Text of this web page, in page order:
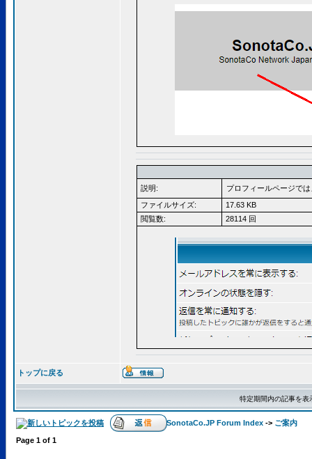
説明:
プロフィールページで
ファイルサイズ:
17.63 KB
閲覧数:
28114 回
トップに戻る
特定期間内の記事を
SonotaCo.JP Forum Index -> ご案内
Page 1 of 1